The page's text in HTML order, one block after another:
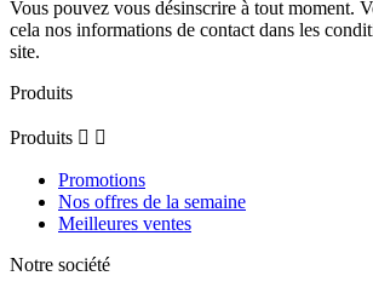
Vous pouvez vous désinscrire à tout moment.
cela nos informations de contact dans les
site.
Produits
Produits  
Promotions
Nos offres de la semaine
Meilleures ventes
Notre société